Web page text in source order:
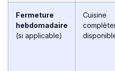
Fermeture
hebdomadaire
(si applicable)
Cuisine